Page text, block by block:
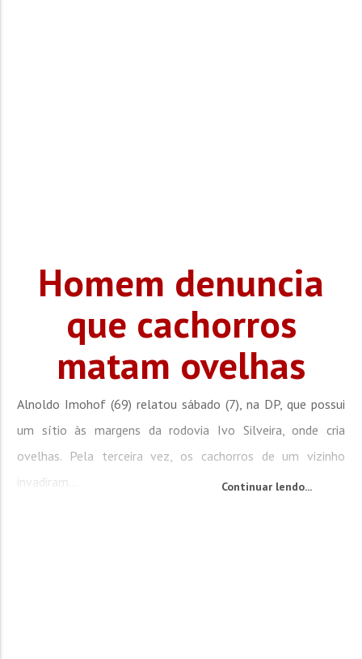
Homem denuncia
que cachorros
matam ovelhas
Alnoldo Imohof (69) relatou sábado (7), na DP, que possui
um sítio às margens da rodovia Ivo Silveira, onde cria
ovelhas. Pela terceira vez, os cachorros de um vizinho
invadiram...
Continuar lendo...